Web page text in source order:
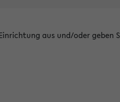
aus und/oder geben